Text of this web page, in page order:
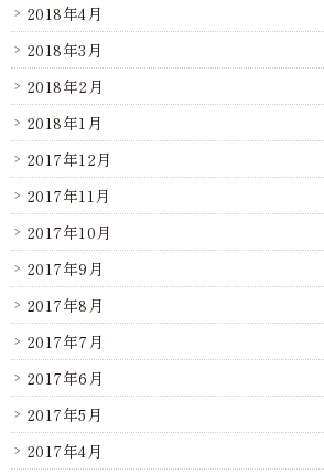
2018年4月
2018年3月
2018年2月
2018年1月
2017年12月
2017年11月
2017年10月
2017年9月
2017年8月
2017年7月
2017年6月
2017年5月
2017年4月